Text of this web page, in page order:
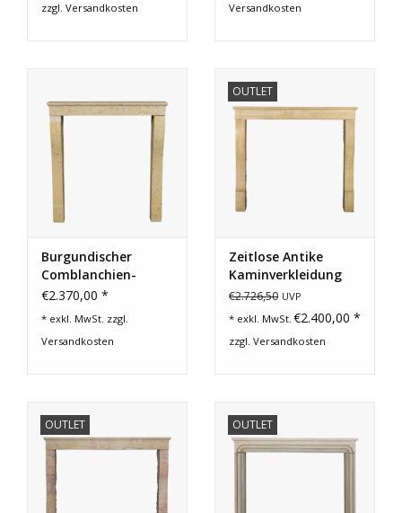
zzgl. Versandkosten
Versandkosten
Burgundischer
Comblanchien-
Steinkamin
€2.370,00 *
* exkl. MwSt. zzgl.
Versandkosten
OUTLET
Zeitlose Antike
Kaminverkleidung
€2.726,50 UVP
€2.400,00 *
* exkl. MwSt.
zzgl. Versandkosten
OUTLET OUTLET